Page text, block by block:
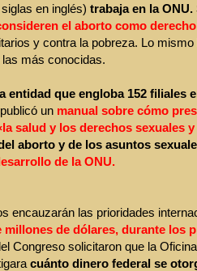
en inglés) trabaja en la ONU.
el aborto como derecho
y contra la pobreza. Lo mismo
las más conocidas.
entidad que engloba 152 filiales
un manual sobre cómo
salud y los derechos sexuales
aborto y de los asuntos
de la ONU.
encauzarán las prioridades
millones de dólares, durante los
Congreso solicitaron que la
cuánto dinero federal se